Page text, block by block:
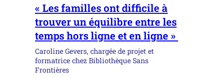
« Les familles ont difficile à
trouver un équilibre entre les
temps hors ligne et en ligne »
Caroline Gevers, chargée de projet et
formatrice chez Bibliothèque Sans
Frontières